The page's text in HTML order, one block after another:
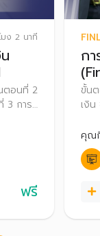
มง 2 นาที
ตอนที่ 2
3 การ
ฟรี
ก
ขั้น
เงิ
13
แล
คุณ